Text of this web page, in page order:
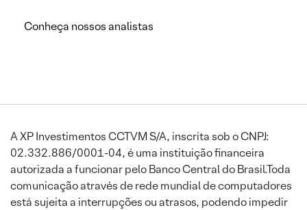
Conheça nossos analistas
A XP Investimentos CCTVM S/A, inscrita sob o CNPJ:
02.332.886/0001-04, é uma instituição financeira
autorizada a funcionar pelo Banco Central do Brasil.Toda
comunicação através de rede mundial de computadores
está sujeita a interrupções ou atrasos, podendo impedir